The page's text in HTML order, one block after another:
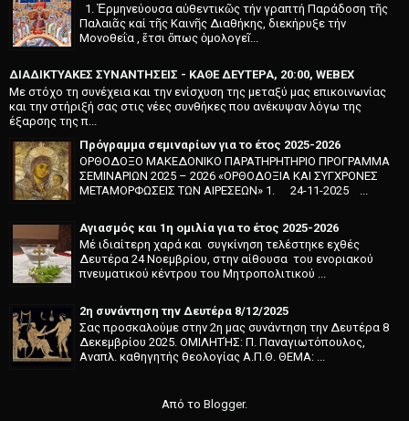
1. Ἑρμηνεύουσα αὐθεντικῶς τήν γραπτή Παράδοση τῆς
Παλαιᾶς καί τῆς Καινῆς Διαθήκης, διεκήρυξε τήν
Μονοθεΐα , ἔτσι ὅπως ὁμολογεῖ...
ΔΙΑΔΙΚΤΥΑΚΕΣ ΣΥΝΑΝΤΗΣΕΙΣ - ΚΑΘΕ ΔΕΥΤΕΡΑ, 20:00, WEBEX
Με στόχο τη συνέχεια και την ενίσχυση της μεταξύ μας επικοινωνίας
και την στήριξή σας στις νέες συνθήκες που ανέκυψαν λόγω της
έξαρσης της π...
Πρόγραμμα σεμιναρίων για το έτος 2025-2026
ΟΡΘΟΔΟΞΟ ΜΑΚΕΔΟΝΙΚΟ ΠΑΡΑΤΗΡΗΤΗΡΙΟ ΠΡΟΓΡΑΜΜΑ
ΣΕΜΙΝΑΡΙΩΝ 2025 – 2026 «ΟΡΘΟΔΟΞΙΑ ΚΑΙ ΣΥΓΧΡΟΝΕΣ
ΜΕΤΑΜΟΡΦΩΣΕΙΣ ΤΩΝ ΑΙΡΕΣΕΩΝ» 1. 24-11-2025 ...
Αγιασμός και 1η ομιλία για το έτος 2025-2026
Μέ ιδιαίτερη χαρά και συγκί­νηση τελέστηκε εχθές
Δευτέρα 24 Νοεμβρίου, στην αίθουσα του ενοριακού
πνευματικού κέντρου του Μητροπολιτικού ...
2η συνάντηση την Δευτέρα 8/12/2025
Σας προσκαλούμε στην 2η μας συνάντηση την Δευτέρα 8
Δεκεμβρίου 2025. ΟΜΙΛΗΤΉΣ: Π. Παναγιωτόπουλος,
Αναπλ. καθηγητής θεολογίας Α.Π.Θ. ΘΕΜΑ: ...
Από το Blogger.